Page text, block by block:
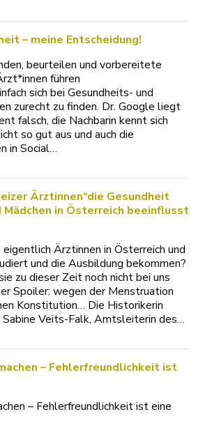
– meine Entscheidung!
beurteilen und vorbereitete
führen
sich bei Gesundheits- und
zurecht zu finden. Dr. Google liegt
falsch, die Nachbarin kennt sich
so gut aus und auch die
in Social…
Ärztinnen“die Gesundheit
Mädchen in Österreich beeinflusst
Ärztinnen in Österreich und
und die Ausbildung bekommen?
zu dieser Zeit noch nicht bei uns
Spoiler: wegen der Menstruation
Konstitution… Die Historikerin
Sabine Veits-Falk, Amtsleiterin des…
– Fehlerfreundlichkeit ist
– Fehlerfreundlichkeit ist eine